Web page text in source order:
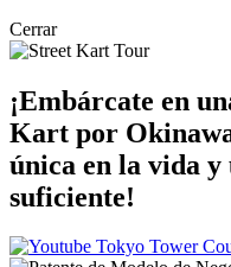
Cerrar
¡Embárcate en
Kart por
única en la vida y
suficiente!